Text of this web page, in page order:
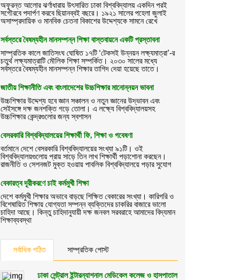
অফুরন্ত আলোর ঝর্ণাধারায় উৎসারিত ঢাকা বিশ্ববিদ্যালয় একদিন পরই
সগৌরবে পদার্পণ করবে ছিয়ানব্বই বছরে। ১৯২১ সালের পহেলা জুলাই
অসাম্প্রদায়িক ও মানবিক চেতনা বিকাশের উদ্দেশ্যকে সামনে রেখে
সর্বস্তরে বৈষম্যহীন মানসম্পন্ন শিক্ষা বাস্তবায়নে একটি প্রস্তাবনা
সাম্প্রতিক কালে জাতিসংঘ ঘোষিত ১৭টি ‘টেকসই উন্নয়ন লক্ষ্যমাত্রা’-র
চতুর্থ লক্ষ্যমাত্রাটি মৌলিক শিক্ষা সম্পর্কিত। ২০৩০ সালের মধ্যে
সর্বস্তরে বৈষম্যহীন মানসম্পন্ন শিক্ষার তাগিদ দেয়া হয়েছে তাতে।
জাতীয় শিক্ষানীতি এবং বাংলাদেশের উচ্চশিক্ষার মানোন্নয়ন ভাবনা
উচ্চশিক্ষার উদ্দেশ্য হবে জ্ঞান সঞ্চালন ও নতুন জ্ঞানের উদ্ভাবন এবং
সেইসঙ্গে দক্ষ জনশক্তি গড়ে তোলা। এ লক্ষ্যে বিশ্ববিদ্যালয়সহ
উচ্চশিক্ষার কেন্দ্রগুলোর জন্য স্বশাসন
বেসরকারি বিশ্ববিদ্যালয়ের শিক্ষার্থী ফি, শিক্ষা ও গবেষণা
বর্তমানে দেশে বেসরকারি বিশ্ববিদ্যালয়ের সংখ্যা ৯১টি। ওই
বিশ্ববিদ্যালয়গুলোয় প্রায় সাড়ে তিন লাখ শিক্ষার্থী পড়াশোনা করছেন।
রাজনীতি ও সেশনজট মুক্ত হওয়ায় পাবলিক বিশ্ববিদ্যালয়ে পড়ার সুযোগ
বেকারত্ব দূরীকরণে চাই কর্মমুখী শিক্ষা
দেশে কর্মমুখী শিক্ষার অভাবে বাড়ছে শিক্ষিত বেকারের সংখ্যা। কারিগরি ও
বিশেষায়িত শিক্ষায় যোগ্যতা সম্পন্ন ব্যক্তিদের চাকরির বাজারে ভালো
চাহিদা আছে। কিন্তু চাহিদানুযায়ী দক্ষ জনবল সরবরাহে আমাদের বিদ্যমান
শিক্ষাব্যবস্থা
সর্বাধিক পঠিত সাম্প্রতিক পোস্ট
ঢাকা সেন্ট্রাল ইন্টারন্যাশনাল মেডিকেল কলেজ ও হাসপাতাল